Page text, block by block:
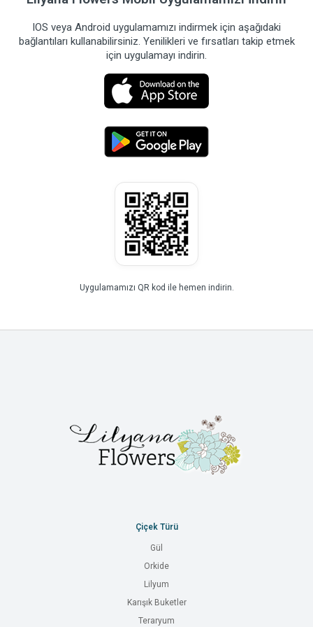
IOS veya Android uygulamamızı indirmek için aşağıdaki
bağlantıları kullanabilirsiniz. Yenilikleri ve fırsatları takip etmek
için uygulamayı indirin.
Uygulamamızı QR kod ile hemen indirin.
Çiçek Türü
Gül
Orkide
Lilyum
Karışık Buketler
Teraryum